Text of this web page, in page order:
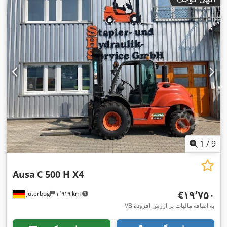
1 /9
Jüterbog ۳٬۹۱۹ km
Ausa C 500 H X4
‎€۱۹٬۷۵۰
VB به اضافه مالیات بر ارزش افزوده